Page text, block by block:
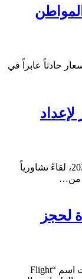
حادثاً عابراً في
احتضنت مدينة الصويرة، يوم الجمعة 14 نونبر 2025، لقاءً تشاورياً
من…
لحجز
أعلنت شركة “غوغل” عن إطلاق أداة جديدة تحت اسم “Flight